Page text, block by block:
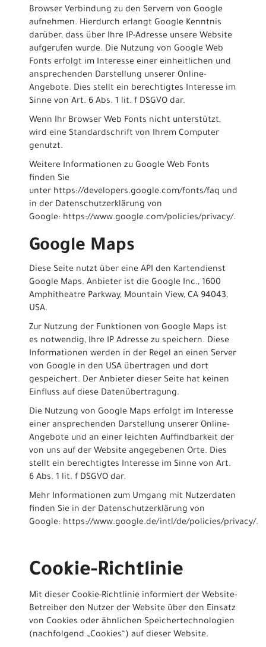
Browser Verbindung zu den Servern von Google
aufnehmen. Hierdurch erlangt Google Kenntnis
darüber, dass über Ihre IP-Adresse unsere Website
aufgerufen wurde. Die Nutzung von Google Web
Fonts erfolgt im Interesse einer einheitlichen und
ansprechenden Darstellung unserer Online-
Angebote. Dies stellt ein berechtigtes Interesse im
Sinne von Art. 6 Abs. 1 lit. f DSGVO dar.
Wenn Ihr Browser Web Fonts nicht unterstützt,
wird eine Standardschrift von Ihrem Computer
genutzt.
Weitere Informationen zu Google Web Fonts
finden Sie
unter https://developers.google.com/fonts/faq und
in der Datenschutzerklärung von
Google: https://www.google.com/policies/privacy/.
Google Maps
Diese Seite nutzt über eine API den Kartendienst
Google Maps. Anbieter ist die Google Inc., 1600
Amphitheatre Parkway, Mountain View, CA 94043,
USA.
Zur Nutzung der Funktionen von Google Maps ist
es notwendig, Ihre IP Adresse zu speichern. Diese
Informationen werden in der Regel an einen Server
von Google in den USA übertragen und dort
gespeichert. Der Anbieter dieser Seite hat keinen
Einfluss auf diese Datenübertragung.
Die Nutzung von Google Maps erfolgt im Interesse
einer ansprechenden Darstellung unserer Online-
Angebote und an einer leichten Auffindbarkeit der
von uns auf der Website angegebenen Orte. Dies
stellt ein berechtigtes Interesse im Sinne von Art.
6 Abs. 1 lit. f DSGVO dar.
Mehr Informationen zum Umgang mit Nutzerdaten
finden Sie in der Datenschutzerklärung von
Google: https://www.google.de/intl/de/policies/privacy/.
Cookie-Richtlinie
Mit dieser Cookie-Richtlinie informiert der Website-
Betreiber den Nutzer der Website über den Einsatz
von Cookies oder ähnlichen Speichertechnologien
(nachfolgend „Cookies“) auf dieser Website.